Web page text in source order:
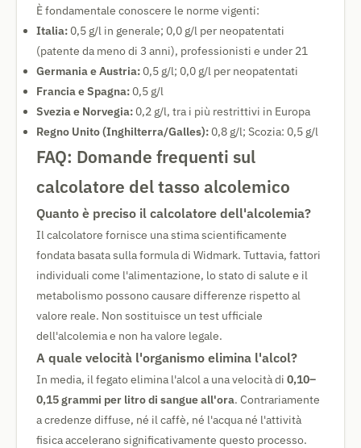
È fondamentale conoscere le norme vigenti:
Italia: 0,5 g/l in generale; 0,0 g/l per neopatentati
(patente da meno di 3 anni), professionisti e under 21
Germania e Austria: 0,5 g/l; 0,0 g/l per neopatentati
Francia e Spagna: 0,5 g/l
Svezia e Norvegia: 0,2 g/l, tra i più restrittivi in Europa
Regno Unito (Inghilterra/Galles): 0,8 g/l; Scozia: 0,5 g/l
FAQ: Domande frequenti sul
calcolatore del tasso alcolemico
Quanto è preciso il calcolatore dell'alcolemia?
Il calcolatore fornisce una stima scientificamente
fondata basata sulla formula di Widmark. Tuttavia, fattori
individuali come l'alimentazione, lo stato di salute e il
metabolismo possono causare differenze rispetto al
valore reale. Non sostituisce un test ufficiale
dell'alcolemia e non ha valore legale.
A quale velocità l'organismo elimina l'alcol?
In media, il fegato elimina l'alcol a una velocità di 0,10–
0,15 grammi per litro di sangue all'ora. Contrariamente
a credenze diffuse, né il caffè, né l'acqua né l'attività
fisica accelerano significativamente questo processo.